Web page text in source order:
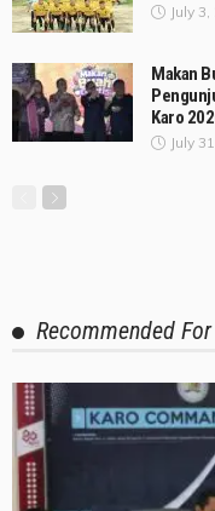
July
Makan
Karo
July
Recommended